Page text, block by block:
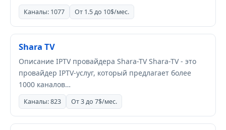
Каналы: 1077 От 1.5 до 10$/мес.
Shara TV
Описание IPTV провайдера Shara-TV Shara-TV - это
провайдер IPTV-услуг, который предлагает более
1000 каналов…
Каналы: 823 От 3 до 7$/мес.